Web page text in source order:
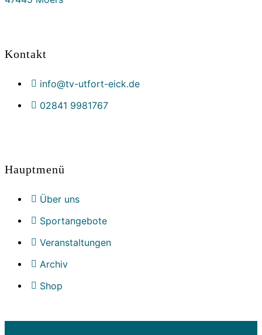
Kontakt
info@tv-utfort-eick.de
02841 9981767
Hauptmenü
Über uns
Sportangebote
Veranstaltungen
Archiv
Shop